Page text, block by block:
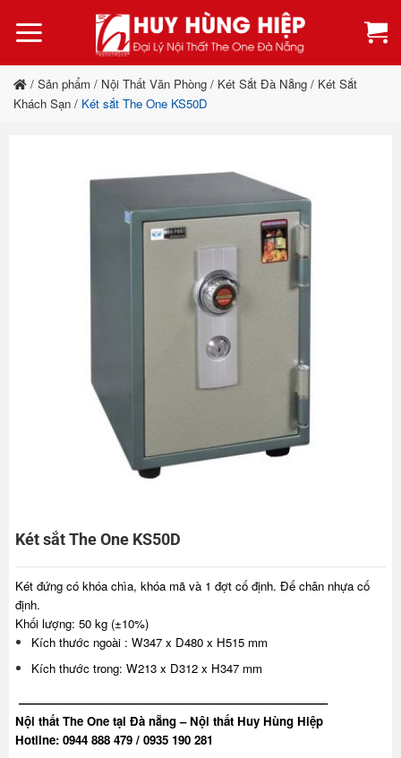
qua
dung
/ Sản phẩm / Nội Thất Văn Phòng / Két Sắt Đà Nẵng / Két Sắt
Khách Sạn / Két sắt The One KS50D
Két sắt The One KS50D
Két đứng có khóa chìa, khóa mã và 1 đợt cố định. Đế chân nhựa cố
định.
Khối lượng: 50 kg (±10%)
Kích thước ngoài : W347 x D480 x H515 mm
Kích thước trong: W213 x D312 x H347 mm
——————————————————————————–
Nội thất The One tại Đà nẵng – Nội thất Huy Hùng Hiệp
Hotline: 0944 888 479 / 0935 190 281